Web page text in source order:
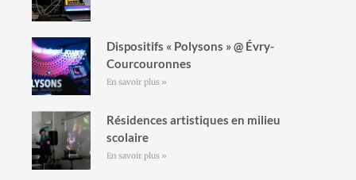
Dispositifs « Polysons » @ Évry-
Courcouronnes
En savoir plus »
Résidences artistiques en milieu
scolaire
En savoir plus »